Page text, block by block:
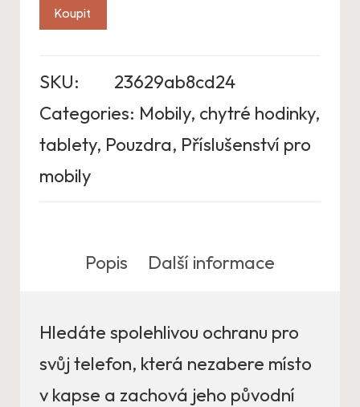
Koupit
SKU:
23629ab8cd24
Categories: Mobily, chytré hodinky,
tablety, Pouzdra, Příslušenství pro
mobily
Popis Další informace
Hledáte spolehlivou ochranu pro
svůj telefon, která nezabere místo
v kapse a zachová jeho původní